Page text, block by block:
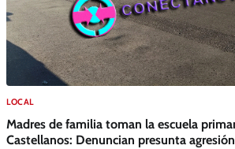
LOCAL
Madres de familia toman la escuela
Castellanos: Denuncian presunta